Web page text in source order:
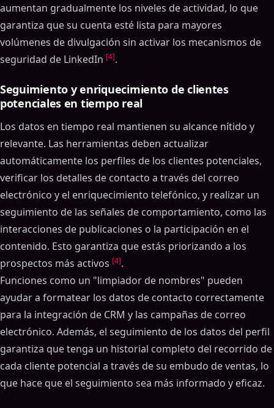
aumentan gradualmente los niveles de actividad, lo que
garantiza que su cuenta esté lista para mayores
volúmenes de divulgación sin activar los mecanismos de
seguridad de LinkedIn [4].
Seguimiento y enriquecimiento de clientes
potenciales en tiempo real
Los datos en tiempo real mantienen su alcance nítido y
relevante. Las herramientas deben actualizar
automáticamente los perfiles de los clientes potenciales,
verificar los detalles de contacto a través del correo
electrónico y el enriquecimiento telefónico, y realizar un
seguimiento de las señales de comportamiento, como las
interacciones de publicaciones o la participación en el
contenido. Esto garantiza que estás priorizando a los
prospectos más activos [4].
Funciones como un "limpiador de nombres" pueden
ayudar a formatear los datos de contacto correctamente
para la integración de CRM y las campañas de correo
electrónico. Además, el seguimiento de los datos del perfil
garantiza que tenga un historial completo del recorrido de
cada cliente potencial a través de su embudo de ventas, lo
que hace que el seguimiento sea más informado y eficaz.